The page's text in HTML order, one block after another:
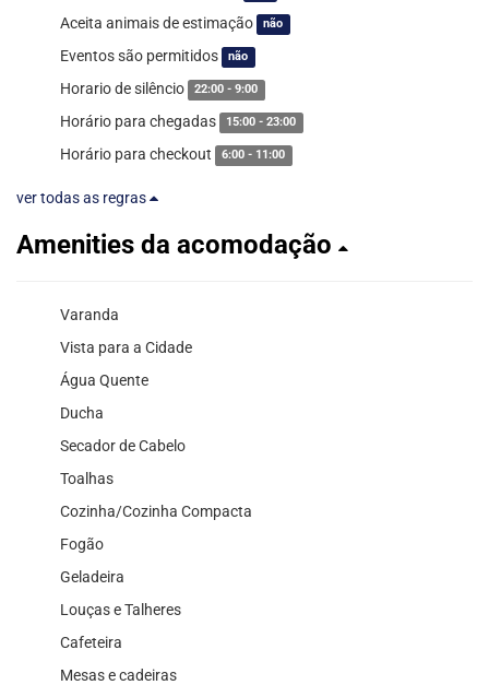
Aceita animais de estimação não
Eventos são permitidos não
Horario de silêncio 22:00 - 9:00
Horário para chegadas 15:00 - 23:00
Horário para checkout 6:00 - 11:00
ver todas as regras
Amenities da acomodação
Varanda
Vista para a Cidade
Água Quente
Ducha
Secador de Cabelo
Toalhas
Cozinha/Cozinha Compacta
Fogão
Geladeira
Louças e Talheres
Cafeteira
Mesas e cadeiras